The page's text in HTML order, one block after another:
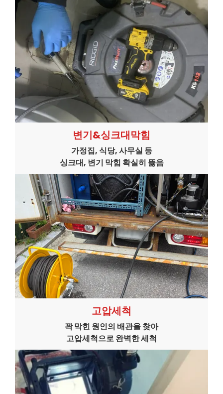
변기&싱크대막힘
가정집, 식당, 사무실 등
싱크대, 변기 막힘 확실히 뜷음
고압세척
꽉 막힌 원인의 배관을 찾아
고압세척으로 완벽한 세척